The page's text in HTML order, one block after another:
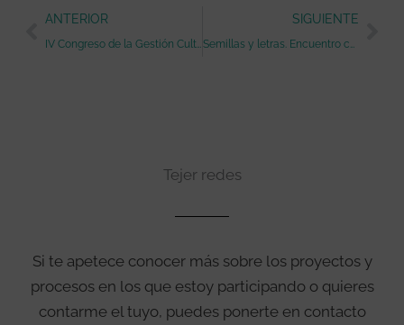
AntANTERIOR SIGUIENTE
Tejer redes
Si te apetece conocer más sobre los proyectos y
procesos en los que estoy participando o quieres
contarme el tuyo, puedes ponerte en contacto